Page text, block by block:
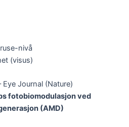
nivå
(visus)
Journal (Nature)
fotobiomodulasjon ved
(AMD)